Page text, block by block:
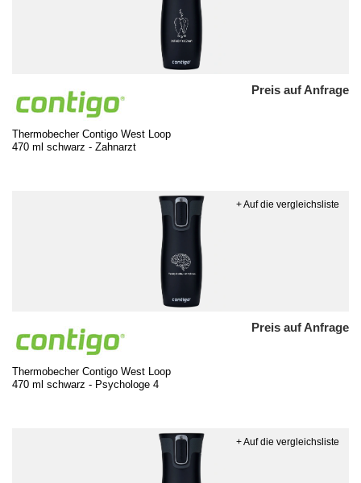
Thermobecher Contigo West Loop
470 ml schwarz - Zahnarzt
Preis auf Anfrage
Thermobecher Contigo West Loop
470 ml schwarz - Psychologe 4
Preis auf Anfrage
+ Auf die vergleichsliste
+ Auf die vergleichsliste